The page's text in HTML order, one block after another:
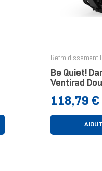
Refroidissement
Be Quiet!
Ventirad
Intel Et AMD,
Prix
118,79 €